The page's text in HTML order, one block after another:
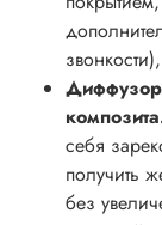
себя
получить
без